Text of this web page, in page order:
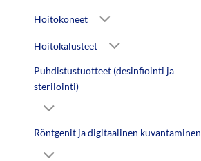
Hoitokoneet
Hoitokalusteet
Puhdistustuotteet (desinfiointi ja
sterilointi)
Röntgenit ja digitaalinen kuvantaminen